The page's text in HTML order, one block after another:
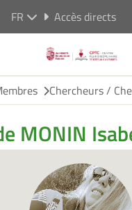
FR Accès directs
Chercheurs /
MONIN